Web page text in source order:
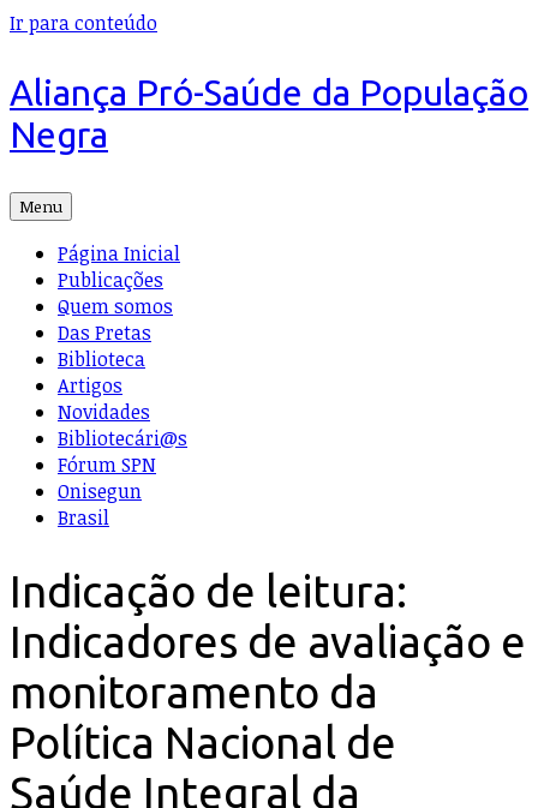
Ir para conteúdo
Aliança Pró-Saúde da População
Negra
Menu
Página Inicial
Publicações
Quem somos
Das Pretas
Biblioteca
Artigos
Novidades
Bibliotecári@s
Fórum SPN
Onisegun
Brasil
Indicação de leitura:
Indicadores de avaliação e
monitoramento da
Política Nacional de
Saúde Integral da